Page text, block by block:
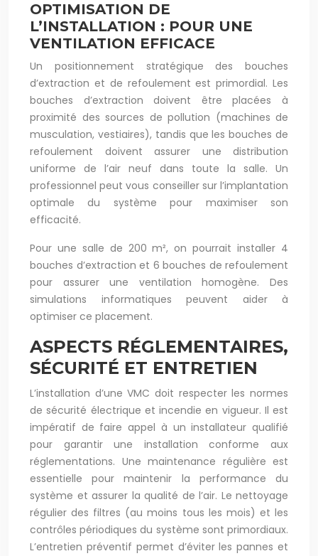
OPTIMISATION DE
L’INSTALLATION : POUR UNE
VENTILATION EFFICACE
Un positionnement stratégique des bouches
d’extraction et de refoulement est primordial. Les
bouches d’extraction doivent être placées à
proximité des sources de pollution (machines de
musculation, vestiaires), tandis que les bouches de
refoulement doivent assurer une distribution
uniforme de l’air neuf dans toute la salle. Un
professionnel peut vous conseiller sur l’implantation
optimale du système pour maximiser son
efficacité.
Pour une salle de 200 m², on pourrait installer 4
bouches d’extraction et 6 bouches de refoulement
pour assurer une ventilation homogène. Des
simulations informatiques peuvent aider à
optimiser ce placement.
ASPECTS RÉGLEMENTAIRES,
SÉCURITÉ ET ENTRETIEN
L’installation d’une VMC doit respecter les normes
de sécurité électrique et incendie en vigueur. Il est
impératif de faire appel à un installateur qualifié
pour garantir une installation conforme aux
réglementations. Une maintenance régulière est
essentielle pour maintenir la performance du
système et assurer la qualité de l’air. Le nettoyage
régulier des filtres (au moins tous les mois) et les
contrôles périodiques du système sont primordiaux.
L’entretien préventif permet d’éviter les pannes et